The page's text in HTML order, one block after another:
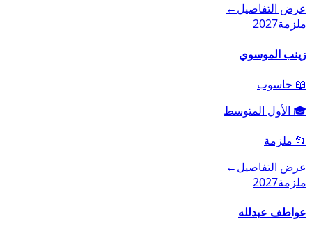
عرض التفاصيل←
ملزمة2027
زينب الموسوي
📖 حاسوب
🎓 الأول المتوسط
📂 ملزمة
عرض التفاصيل←
ملزمة2027
عواطف عبدلله